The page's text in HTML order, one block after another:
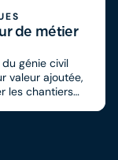
de métier
génie civil
valeur ajoutée,
les chantiers